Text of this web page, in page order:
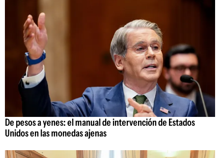
De pesos a yenes: el manual de intervención de Estados
Unidos en las monedas ajenas